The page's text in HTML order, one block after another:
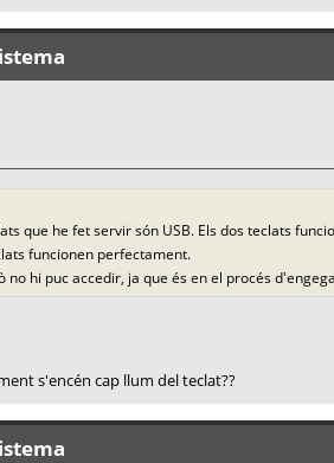
que he fet servir són USB. Els dos teclats
funcionen perfectament.
hi puc accedir, ja que és en el procés
s'encén cap llum del teclat??